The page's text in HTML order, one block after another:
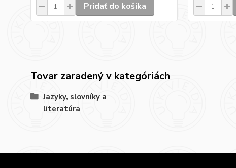
Pridať do košíka
Tovar zaradený v kategóriách
Jazyky, slovníky a
literatúra